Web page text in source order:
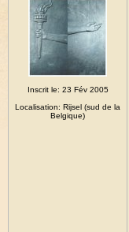
Inscrit le: 23 Fév 2005
Localisation: Rijsel (sud de la
Belgique)